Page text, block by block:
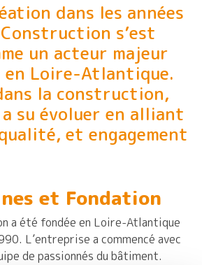
dans les années
s’est
un acteur majeur
Loire-Atlantique.
la construction,
su évoluer en alliant
et engagement
et Fondation
a été fondée en Loire-Atlantique
L’entreprise a commencé avec
de passionnés du bâtiment.